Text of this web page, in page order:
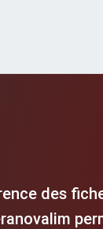
des